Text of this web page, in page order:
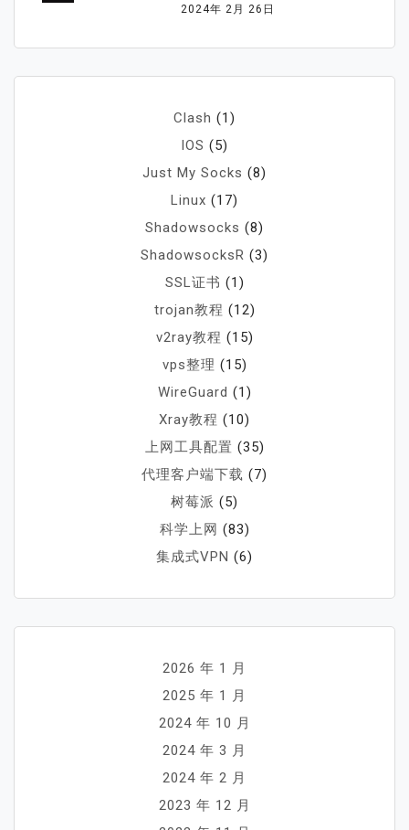
2024年 2月 26日
Clash (1)
IOS (5)
Just My Socks (8)
Linux (17)
Shadowsocks (8)
ShadowsocksR (3)
SSL证书 (1)
trojan教程 (12)
v2ray教程 (15)
vps整理 (15)
WireGuard (1)
Xray教程 (10)
上网工具配置 (35)
代理客户端下载 (7)
树莓派 (5)
科学上网 (83)
集成式VPN (6)
2026 年 1 月
2025 年 1 月
2024 年 10 月
2024 年 3 月
2024 年 2 月
2023 年 12 月